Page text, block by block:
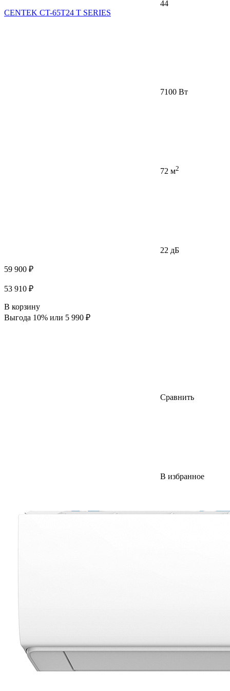
44
CENTEK CT-65T24 T SERIES
7100 Вт
72 м2
22 дБ
59 900 ₽
53 910 ₽
В корзину
Выгода 10% или 5 990 ₽
Сравнить
В избранное